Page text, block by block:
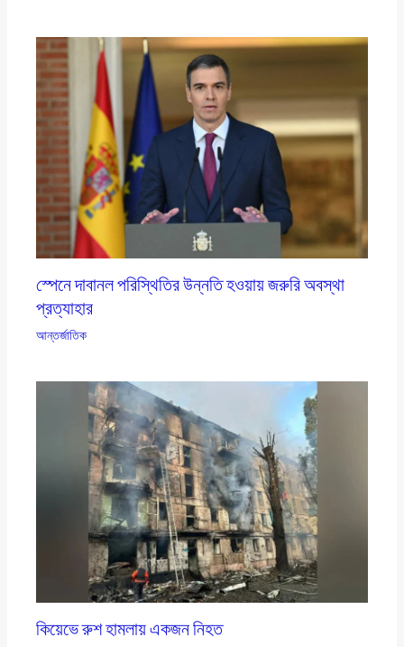
স্পেনে দাবানল পরিস্থিতির উন্নতি হওয়ায় জরুরি অবস্থা
প্রত্যাহার
আন্তর্জাতিক
কিয়েভে রুশ হামলায় একজন নিহত